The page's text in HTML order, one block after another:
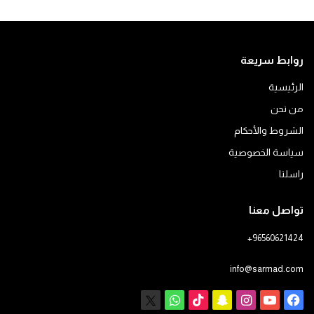
روابط سريعة
الرئيسية
من نحن
الشروط والأحكام
سياسة الخصوصية
راسلنا
تواصل معنا
+96560621424
info@sarmad.com
فيسبوكيوتيوبانستقرام
سناب ‫TikTokواتساب